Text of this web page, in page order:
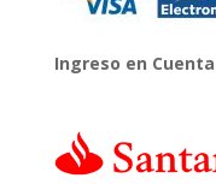
Ingreso en Cuenta